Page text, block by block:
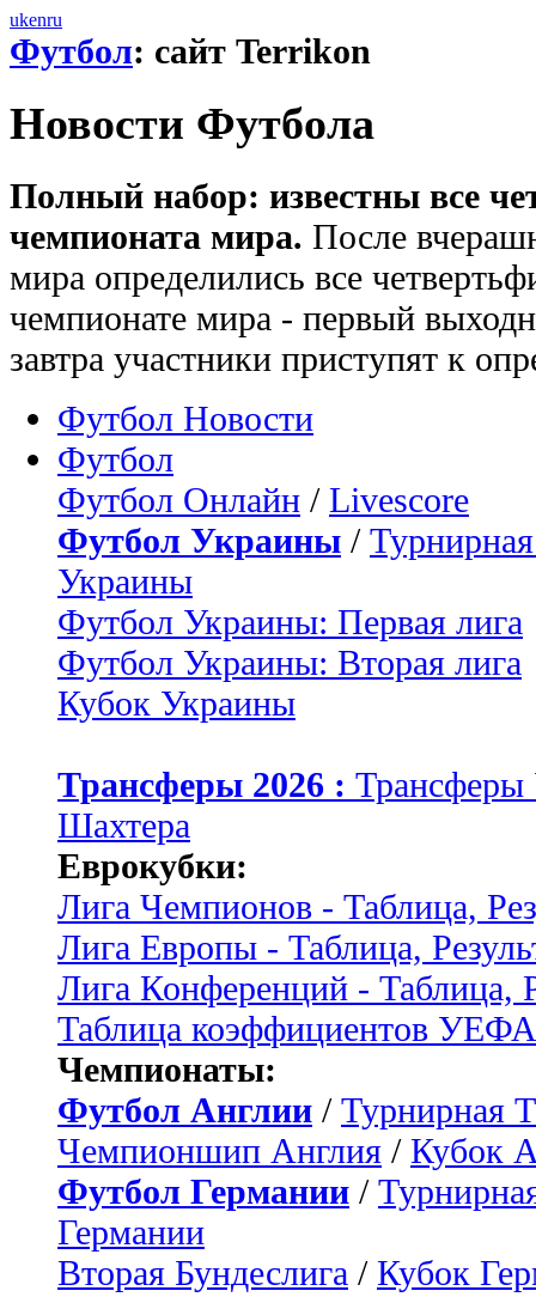
ukenru
Футбол: сайт Terrikon
Новости Футбола
Полный набор: известны все
чемпионата мира. После
мира определились все
чемпионате мира - первый
завтра участники приступят к
Футбол Новости
Футбол
Футбол Онлайн / Livescore
Футбол Украины /
Украины
Футбол Украины: Первая лига
Футбол Украины: Вторая лига
Кубок Украины
Трансферы 2026 :
Шахтера
Еврокубки:
Лига Чемпионов - Таблица,
Лига Европы - Таблица,
Лига Конференций - Таблица,
Таблица коэффициентов УЕФА
Чемпионаты:
Футбол Англии / Турнирная
Чемпионшип Англия / Кубок
Футбол Германии /
Германии
Вторая Бундеслига / Кубок